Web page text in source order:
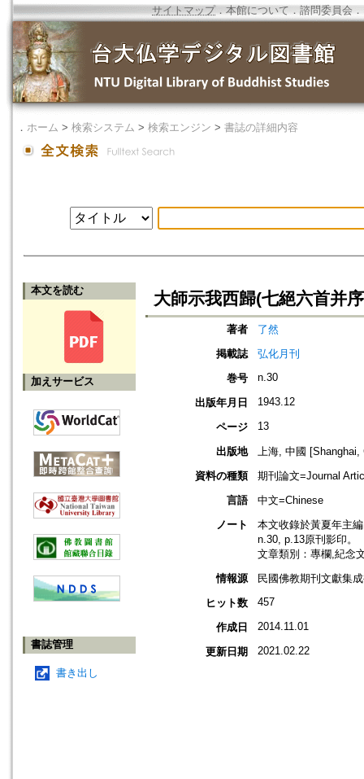
サイトマップ．本館について ． 諮問委員会 ．
． ホーム > 検索システム > 検索エンジン > 書誌の詳細内容
本文を読む
加えサービス
書誌管理
書き出し
大師示我西歸(七絕六首并
著者
了然
掲載誌
弘化月刊
巻号
n.30
出版年月日 1943.12
ページ 13
出版地
上海, 中國 [Shanghai,
資料の種類
期刊論文=Journal
言語
中文=Chinese
ノート
本文收錄於黃夏年主
n.30, p.13原刊影印。
文章類別：專欄,紀念
情報源
民國佛教期刊文獻集
ヒット数
457
作成日 2014.11.01
更新日期 2021.02.22